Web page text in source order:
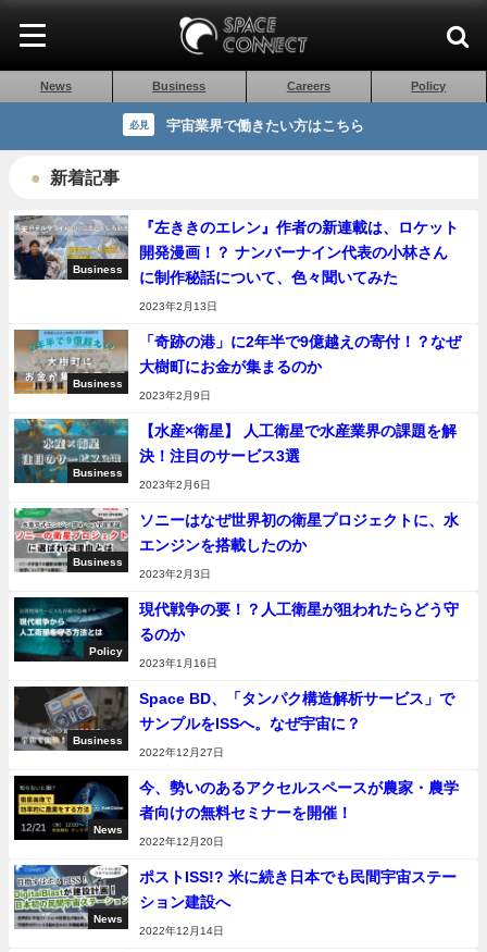
News Business Careers Policy
必見 宇宙業界で働きたい方はこちら
新着記事
Business
『左ききのエレン』作者の新連載は、ロケット
開発漫画！？ ナンバーナイン代表の小林さん
に制作秘話について、色々聞いてみた
2023年2月13日
Business
「奇跡の港」に2年半で9億越えの寄付！？なぜ
大樹町にお金が集まるのか
2023年2月9日
Business
【水産×衛星】 人工衛星で水産業界の課題を解
決！注目のサービス3選
2023年2月6日
Business
ソニーはなぜ世界初の衛星プロジェクトに、水
エンジンを搭載したのか
2023年2月3日
Policy
現代戦争の要！？人工衛星が狙われたらどう守
るのか
2023年1月16日
Business
Space BD、「タンパク構造解析サービス」で
サンプルをISSへ。なぜ宇宙に？
2022年12月27日
News
今、勢いのあるアクセルスペースが農家・農学
者向けの無料セミナーを開催！
2022年12月20日
News
ポストISS!? 米に続き日本でも民間宇宙ステー
ション建設へ
2022年12月14日